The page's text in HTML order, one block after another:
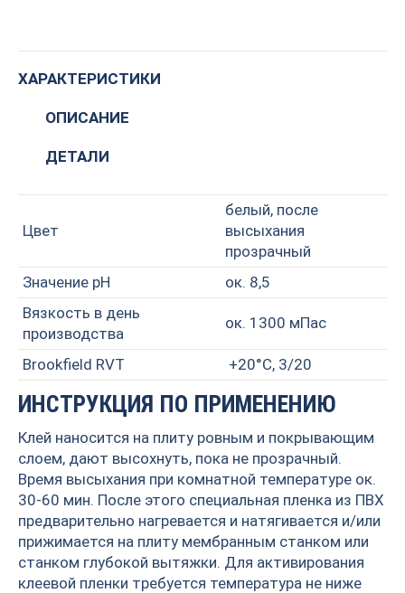
ХАРАКТЕРИСТИКИ
ОПИСАНИЕ
ДЕТАЛИ
Цвет
белый, после
высыхания
прозрачный
Значение pH
ок. 8,5
Вязкость в день
производства
ок. 1300 мПас
Brookfield RVT +20°C, 3/20
ИНСТРУКЦИЯ ПО ПРИМЕНЕНИЮ
Клей наносится на плиту ровным и покрывающим
слоем, дают высохнуть, пока не прозрачный.
Время высыхания при комнатной температуре ок.
30-60 мин. После этого специальная пленка из ПВХ
предварительно нагревается и натягивается и/или
прижимается на плиту мембранным станком или
станком глубокой вытяжки. Для активирования
клеевой пленки требуется температура не ниже